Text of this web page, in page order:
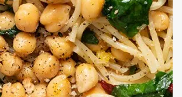
TOP 2020 ?
VEGANUARY ?